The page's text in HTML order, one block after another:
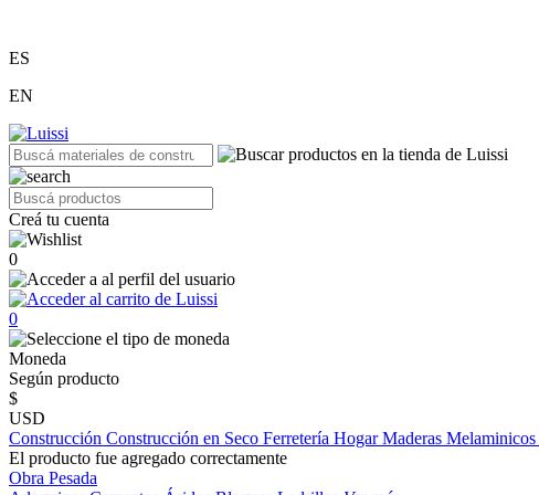
ES
EN
Creá tu cuenta
0
0
Moneda
Según producto
$
USD
Construcción Construcción en Seco Ferretería HogarMaderas Melaminicos
El producto fue agregado correctamente
Obra Pesada